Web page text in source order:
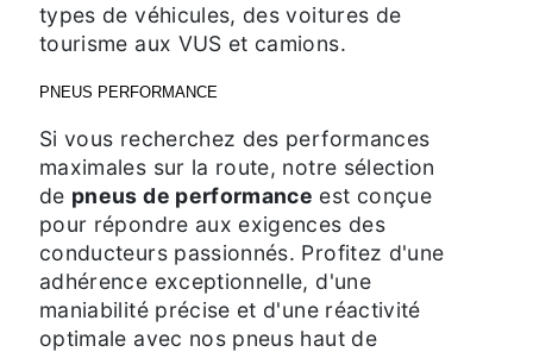
types de véhicules, des voitures de
tourisme aux VUS et camions.
PNEUS PERFORMANCE
Si vous recherchez des performances
maximales sur la route, notre sélection
de pneus de performance est conçue
pour répondre aux exigences des
conducteurs passionnés. Profitez d'une
adhérence exceptionnelle, d'une
maniabilité précise et d'une réactivité
optimale avec nos pneus haut de